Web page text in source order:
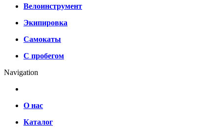
Велоинструмент
Экипировка
Самокаты
С пробегом
Navigation
О нас
Каталог